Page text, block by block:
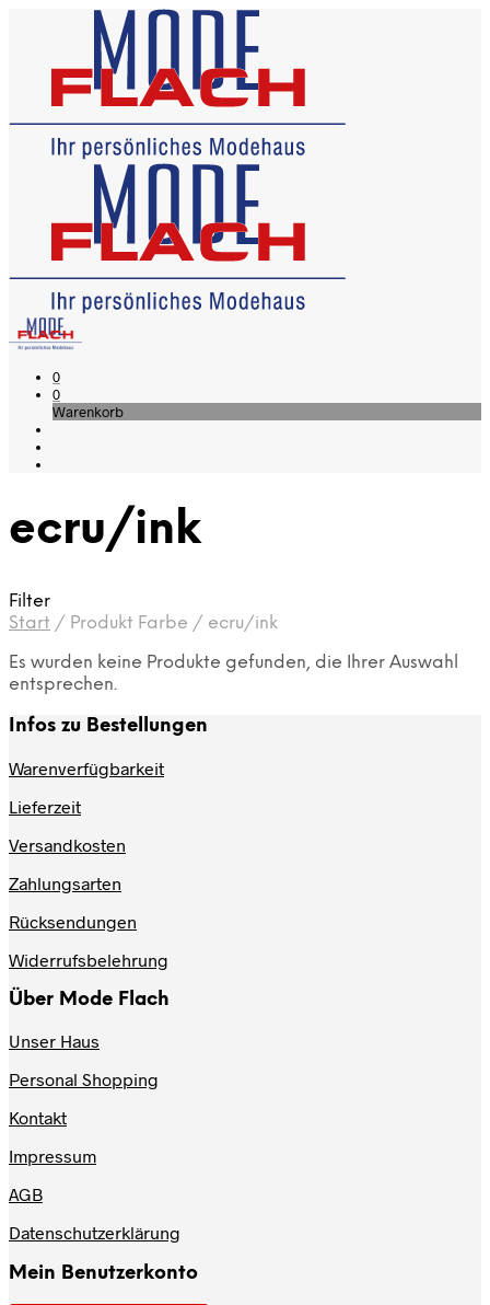
0
0
Warenkorb
ecru/ink
Filter
Start / Produkt Farbe / ecru/ink
Es wurden keine Produkte gefunden, die Ihrer Auswahl
entsprechen.
Infos zu Bestellungen
Warenverfügbarkeit
Lieferzeit
Versandkosten
Zahlungsarten
Rücksendungen
Widerrufsbelehrung
Über Mode Flach
Unser Haus
Personal Shopping
Kontakt
Impressum
AGB
Datenschutzerklärung
Mein Benutzerkonto